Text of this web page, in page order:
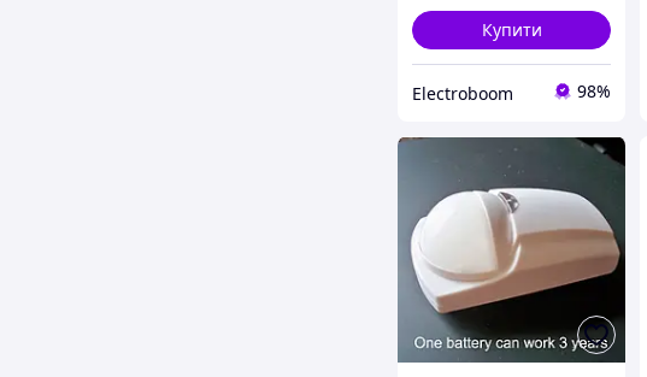
Купити
Electroboom 98%